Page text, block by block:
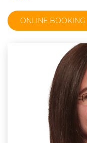
ONLINE BOOKING